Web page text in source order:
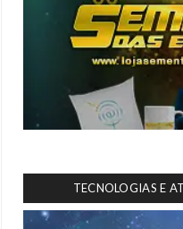
TECNOLOGIAS E